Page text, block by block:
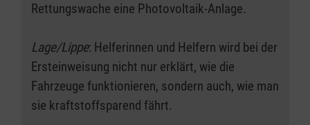
Rettungswache eine Photovoltaik-Anlage.
Lage/Lippe: Helferinnen und Helfern wird bei der
Ersteinweisung nicht nur erklärt, wie die
Fahrzeuge funktionieren, sondern auch, wie man
sie kraftstoffsparend fährt.